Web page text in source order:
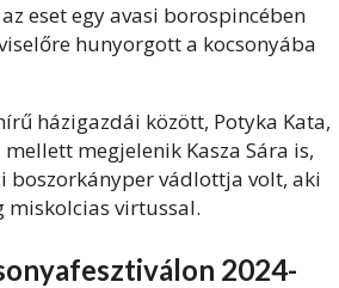
eset egy avasi borospincében
hunyorgott a kocsonyába
házigazdái között, Potyka Kata,
megjelenik Kasza Sára is,
boszorkányper vádlottja volt, aki
miskolcias virtussal.
2024-